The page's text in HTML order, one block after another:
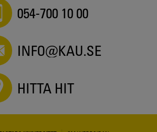
054-700 10 00
INFO@KAU.SE
HITTA HIT